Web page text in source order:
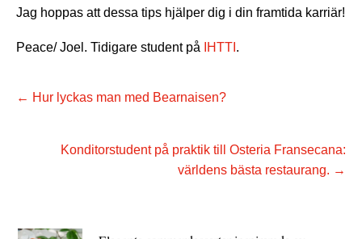
Jag hoppas att dessa tips hjälper dig i din framtida karriär!
Peace/ Joel. Tidigare student på IHTTI .
← Hur lyckas man med Bearnaisen?
Konditorstudent på praktik till Osteria Fransecana:
världens bästa restaurang. →